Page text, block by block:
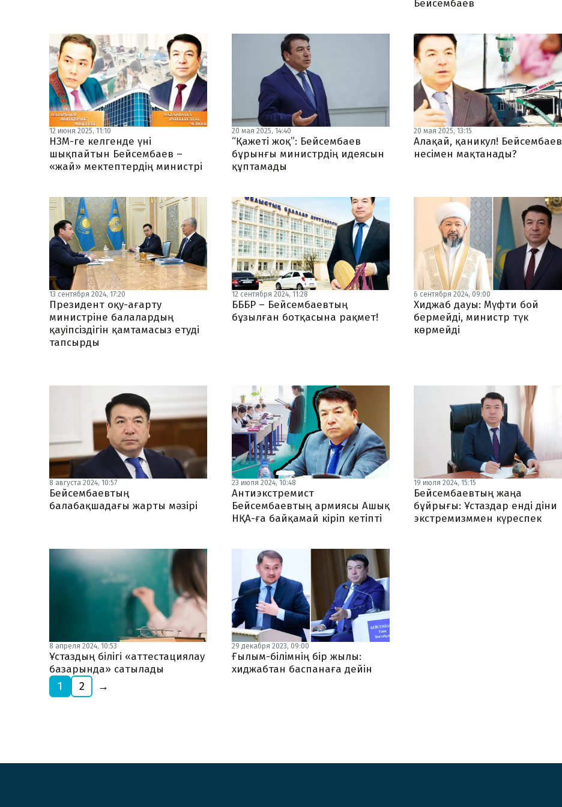
Бейсембаев
12 июня 2025, 11:10
НЗМ-ге келгенде үні
шықпайтын Бейсембаев –
«жай» мектептердің министрі
20 мая 2025, 14:40
“Қажеті жоқ”: Бейсембаев
бұрынғы министрдің идеясын
құптамады
20 мая 2025, 13:15
Алақай, қаникул! Бейсембаев
несімен мақтанады?
13 сентября 2024, 17:20
Президент оқу-ағарту
министріне балалардың
қауіпсіздігін қамтамасыз етуді
тапсырды
12 сентября 2024, 11:28
БББР – Бейсембаевтың
бұзылған ботқасына рақмет!
6 сентября 2024, 09:00
Хиджаб дауы: Мүфти бой
бермейді, министр түк
көрмейді
8 августа 2024, 10:57
Бейсембаевтың
балабақшадағы жарты мәзірі
23 июля 2024, 10:48
Антиэкстремист
Бейсембаевтың армиясы Ашық
НҚА-ға байқамай кіріп кетіпті
19 июля 2024, 15:15
Бейсембаевтың жаңа
бұйрығы: Ұстаздар енді діни
экстремизммен күреспек
8 апреля 2024, 10:53
Ұстаздың білігі «аттестациялау
базарында» сатылады
29 декабря 2023, 09:00
Ғылым-білімнің бір жылы:
хиджабтан баспанаға дейін
1 2 →